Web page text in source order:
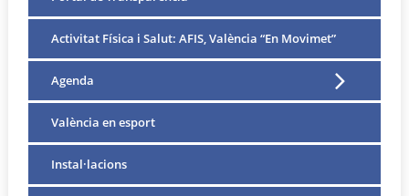
Activitat Física i Salut: AFIS, València “En Movimet”
Agenda
València en esport
Instal·lacions